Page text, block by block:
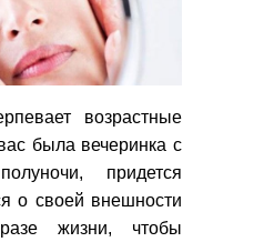
возрастные
была вечеринка с
придется
о своей внешности
жизни, чтобы